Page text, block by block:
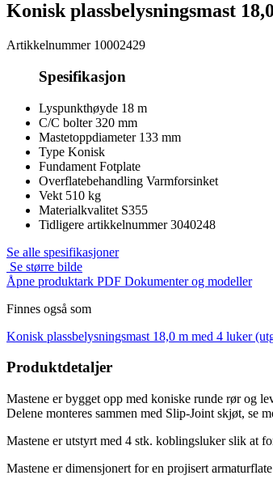
Konisk plassbelysningsmast
Artikkelnummer 10002429
Spesifikasjon
Lyspunkthøyde 18 m
C/C bolter 320 mm
Mastetoppdiameter 133 mm
Type Konisk
Fundament Fotplate
Overflatebehandling Varmforsinket
Vekt 510 kg
Materialkvalitet S355
Tidligere artikkelnummer 3040248
Se alle spesifikasjoner
Se større bilde
Åpne produktark PDF Dokumenter og modeller
Finnes også som
Konisk plassbelysningsmast 18,0 m med 4 luker
Produktdetaljer
Mastene er bygget opp med koniske runde rør og
Delene monteres sammen med Slip-Joint skjøt, se
Mastene er utstyrt med 4 stk. koblingsluker slik at
Mastene er dimensjonert for en projisert